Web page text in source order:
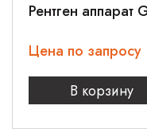
Рентген аппарат
Цена по запросу
В корзину